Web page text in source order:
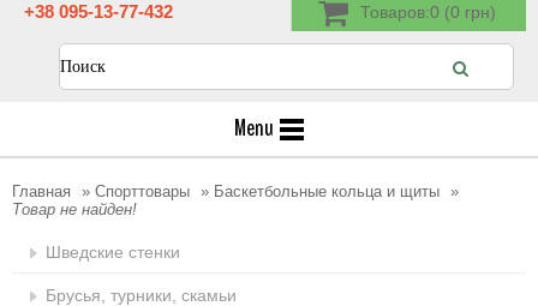
Товаров:0 (0 грн)
+38 095-13-77-432
Menu
Главная » Спорттовары » Баскетбольные кольца и щиты »
Товар не найден!
Шведские стенки
Брусья, турники, скамьи